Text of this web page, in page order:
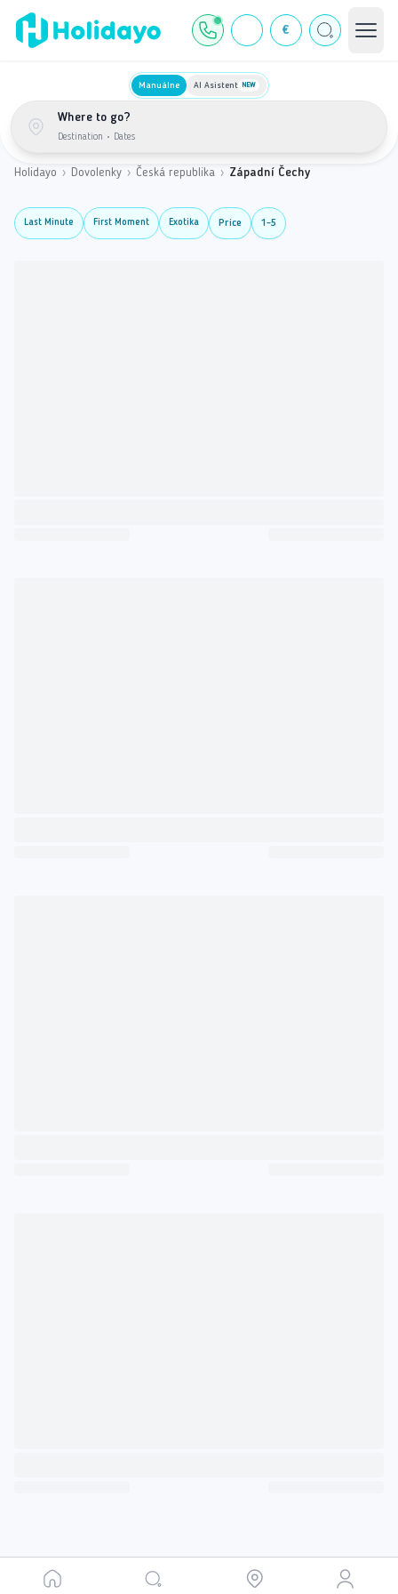
€
Manuálne AI Asistent NEW
Where to go?
Destination • Dates
Holidayo › Dovolenky › Česká republika › Západní Čechy
Last Minute First Moment Exotika Price 1-5